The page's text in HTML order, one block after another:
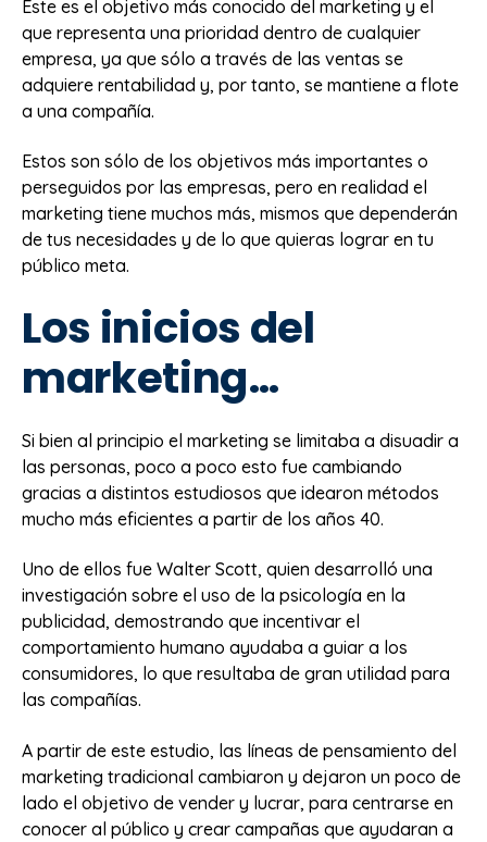
Este es el objetivo más conocido del marketing y el
que representa una prioridad dentro de cualquier
empresa, ya que sólo a través de las ventas se
adquiere rentabilidad y, por tanto, se mantiene a flote
a una compañía.
Estos son sólo de los objetivos más importantes o
perseguidos por las empresas, pero en realidad el
marketing tiene muchos más, mismos que dependerán
de tus necesidades y de lo que quieras lograr en tu
público meta.
Los inicios del
marketing…
Si bien al principio el marketing se limitaba a disuadir a
las personas, poco a poco esto fue cambiando
gracias a distintos estudiosos que idearon métodos
mucho más eficientes a partir de los años 40.
Uno de ellos fue Walter Scott, quien desarrolló una
investigación sobre el uso de la psicología en la
publicidad, demostrando que incentivar el
comportamiento humano ayudaba a guiar a los
consumidores, lo que resultaba de gran utilidad para
las compañías.
A partir de este estudio, las líneas de pensamiento del
marketing tradicional cambiaron y dejaron un poco de
lado el objetivo de vender y lucrar, para centrarse en
conocer al público y crear campañas que ayudaran a